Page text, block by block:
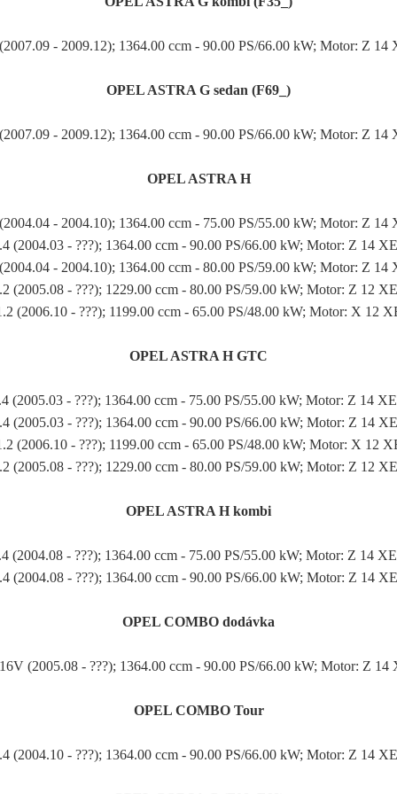
- 2009.12); 1364.00 ccm - 90.00 PS/66.00 kW; Motor: Z 14
OPEL ASTRA G sedan (F69_)
- 2009.12); 1364.00 ccm - 90.00 PS/66.00 kW; Motor: Z 14
OPEL ASTRA H
- 2004.10); 1364.00 ccm - 75.00 PS/55.00 kW; Motor: Z 14
(2004.03 - ???); 1364.00 ccm - 90.00 PS/66.00 kW; Motor: Z 14
- 2004.10); 1364.00 ccm - 80.00 PS/59.00 kW; Motor: Z 14
(2005.08 - ???); 1229.00 ccm - 80.00 PS/59.00 kW; Motor: Z 12
(2006.10 - ???); 1199.00 ccm - 65.00 PS/48.00 kW; Motor: X 12
OPEL ASTRA H GTC
(2005.03 - ???); 1364.00 ccm - 75.00 PS/55.00 kW; Motor: Z 14
(2005.03 - ???); 1364.00 ccm - 90.00 PS/66.00 kW; Motor: Z 14
(2006.10 - ???); 1199.00 ccm - 65.00 PS/48.00 kW; Motor: X 12
(2005.08 - ???); 1229.00 ccm - 80.00 PS/59.00 kW; Motor: Z 12
OPEL ASTRA H kombi
(2004.08 - ???); 1364.00 ccm - 75.00 PS/55.00 kW; Motor: Z 14
(2004.08 - ???); 1364.00 ccm - 90.00 PS/66.00 kW; Motor: Z 14
OPEL COMBO dodávka
(2005.08 - ???); 1364.00 ccm - 90.00 PS/66.00 kW; Motor: Z 14
OPEL COMBO Tour
(2004.10 - ???); 1364.00 ccm - 90.00 PS/66.00 kW; Motor: Z 14